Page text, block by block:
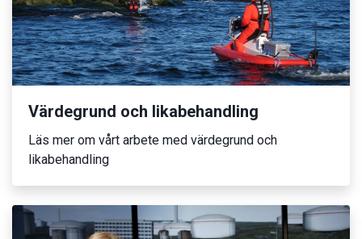
Värdegrund och likabehandling
Läs mer om vårt arbete med värdegrund och
likabehandling